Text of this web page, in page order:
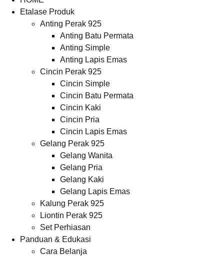
Etalase Produk
Anting Perak 925
Anting Batu Permata
Anting Simple
Anting Lapis Emas
Cincin Perak 925
Cincin Simple
Cincin Batu Permata
Cincin Kaki
Cincin Pria
Cincin Lapis Emas
Gelang Perak 925
Gelang Wanita
Gelang Pria
Gelang Kaki
Gelang Lapis Emas
Kalung Perak 925
Liontin Perak 925
Set Perhiasan
Panduan & Edukasi
Cara Belanja